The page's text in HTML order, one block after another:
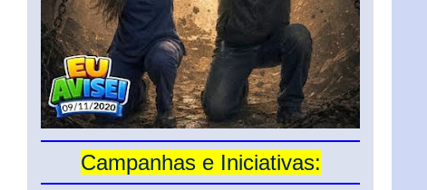
Campanhas e Iniciativas: